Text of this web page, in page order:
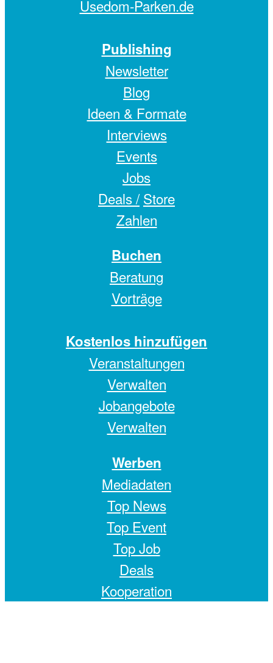
Usedom-Parken.de
Publishing
Newsletter
Blog
Ideen & Formate
Interviews
Events
Jobs
Deals / Store
Zahlen
Buchen
Beratung
Vorträge
Kostenlos hinzufügen
Veranstaltungen
Verwalten
Jobangebote
Verwalten
Werben
Mediadaten
Top News
Top Event
Top Job
Deals
Kooperation